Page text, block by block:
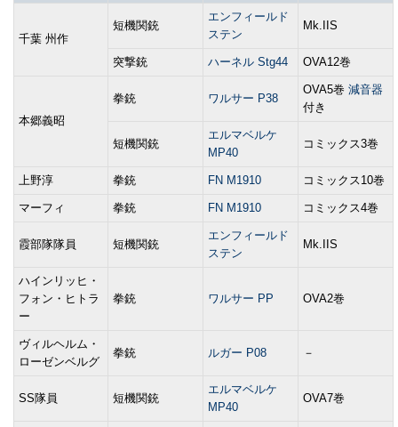
千葉 州作
短機関銃
エンフィールド
ステン
Mk.IIS
突撃銃 ハーネル Stg44 OVA12巻
本郷義昭
拳銃 ワルサー P38
OVA5巻 減音器
付き
短機関銃
エルマベルケ
MP40
コミックス3巻
上野淳 拳銃 FN M1910 コミックス10巻
マーフィ 拳銃 FN M1910 コミックス4巻
霞部隊隊員 短機関銃
エンフィールド
ステン
Mk.IIS
ハインリッヒ・
フォン・ヒトラ
ー
拳銃 ワルサー PP OVA2巻
ヴィルヘルム・
ローゼンベルグ
拳銃 ルガー P08 －
SS隊員 短機関銃
エルマベルケ
MP40
OVA7巻